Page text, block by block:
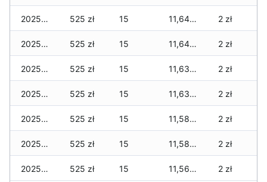
2025-11-25 525 zł 15 11,645 zł 2 zł
2025-11-24 525 zł 15 11,645 zł 2 zł
2025-11-23 525 zł 15 11,635 zł 2 zł
2025-11-22 525 zł 15 11,635 zł 2 zł
2025-11-21 525 zł 15 11,585 zł 2 zł
2025-11-20 525 zł 15 11,585 zł 2 zł
2025-11-19 525 zł 15 11,560 zł 2 zł